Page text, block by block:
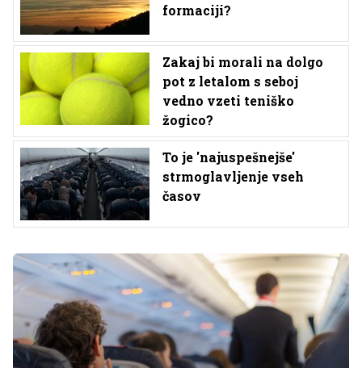
formaciji?
Zakaj bi morali na dolgo
pot z letalom s seboj
vedno vzeti teniško
žogico?
To je 'najuspešnejše'
strmoglavljenje vseh
časov